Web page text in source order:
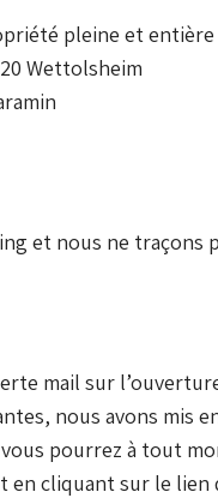
pleine et
Wettolsheim
et nous ne traçons
mail sur
nous avons mis
pourrez à tout
cliquant sur le lien